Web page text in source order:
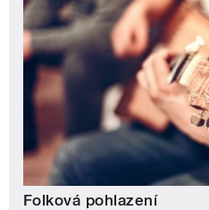
Folková pohlazení